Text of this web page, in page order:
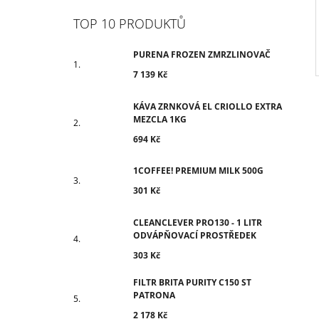
TOP 10 PRODUKTŮ
PURENA FROZEN ZMRZLINOVAČ
7 139 Kč
KÁVA ZRNKOVÁ EL CRIOLLO EXTRA
MEZCLA 1KG
694 Kč
1COFFEE! PREMIUM MILK 500G
301 Kč
CLEANCLEVER PRO130 - 1 LITR
ODVÁPŇOVACÍ PROSTŘEDEK
303 Kč
FILTR BRITA PURITY C150 ST
PATRONA
2 178 Kč